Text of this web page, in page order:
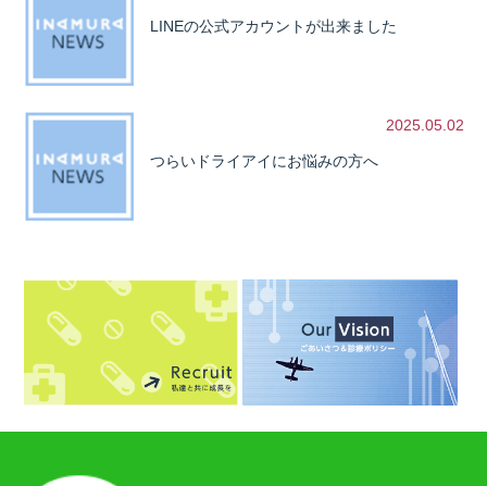
LINEの公式アカウントが出来ました
2025.05.02
つらいドライアイにお悩みの方へ